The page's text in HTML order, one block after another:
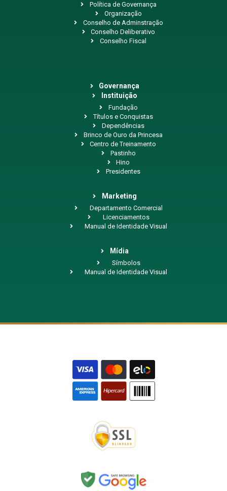
Política de Governança
Organização
Conselho de Adminstração
Conselho Deliberativo
Conselho Fiscal
Governança
Instituição
Fundação
Títulos e Conquistas
Dependências
Brinco de Ouro da Princesa
Centro de Treinamento
Pastinho
Hino
Presidentes
Marketing
Departamento Comercial
Licenciamentos
Manual de Identidade Visual
Mídia
Símbolos
Manual de Identidade Visual